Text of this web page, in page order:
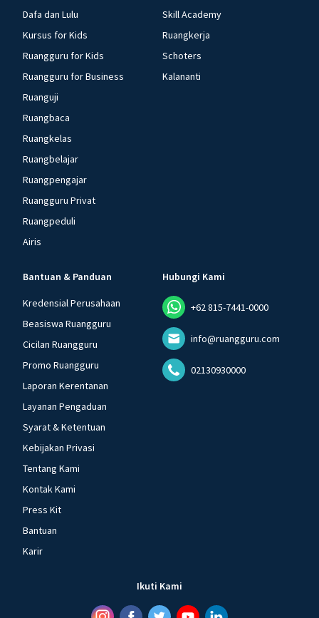
Dafa dan Lulu
Kursus for Kids
Ruangguru for Kids
Ruangguru for Business
Ruanguji
Ruangbaca
Ruangkelas
Ruangbelajar
Ruangpengajar
Ruangguru Privat
Ruangpeduli
Airis
Skill Academy
Ruangkerja
Schoters
Kalananti
Bantuan & Panduan
Kredensial Perusahaan
Beasiswa Ruangguru
Cicilan Ruangguru
Promo Ruangguru
Laporan Kerentanan
Layanan Pengaduan
Syarat & Ketentuan
Kebijakan Privasi
Tentang Kami
Kontak Kami
Press Kit
Bantuan
Karir
Hubungi Kami
+62 815-7441-0000
info@ruangguru.com
02130930000
Ikuti Kami